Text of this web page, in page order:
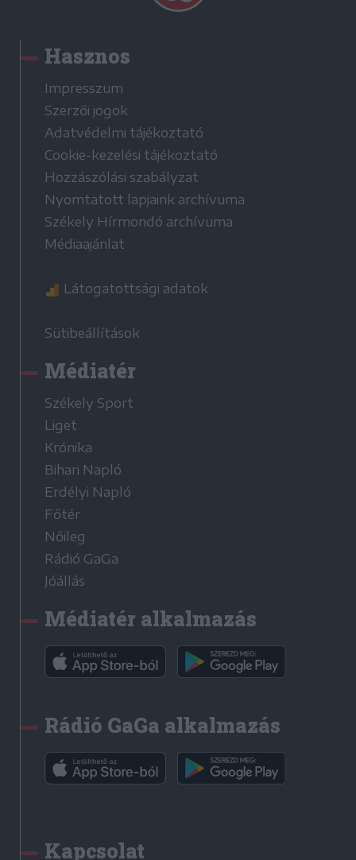
Hasznos
Impresszum
Szerzői jogok
Adatvédelmi tájékoztató
Cookie-kezelési tájékoztató
Hozzászólási szabályzat
Nyomtatott lapjaink archívuma
Székely Hírmondó archívuma
Médiaajánlat
Látogatottsági adatok
Sütibeállítások
Médiatér
Székely Sport
Liget
Krónika
Bihari Napló
Erdélyi Napló
Főtér
Nőileg
Rádió GaGa
Jóállás
Médiatér alkalmazás
Rádió GaGa alkalmazás
Kapcsolat